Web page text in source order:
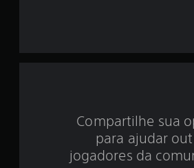
Compartilhe sua
para ajudar
jogadores da